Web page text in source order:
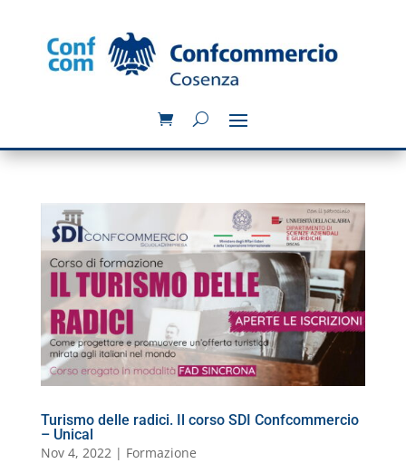
Turismo delle radici. Il corso SDI Confcommercio
– Unical
Nov 4, 2022| Formazione